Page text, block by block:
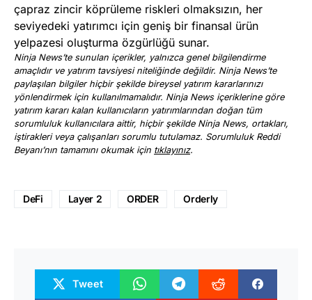
çapraz zincir köprüleme riskleri olmaksızın, her
seviyedeki yatırımcı için geniş bir finansal ürün
yelpazesi oluşturma özgürlüğü sunar.
Ninja News’te sunulan içerikler, yalnızca genel bilgilendirme
amaçlıdır ve yatırım tavsiyesi niteliğinde değildir. Ninja News’te
paylaşılan bilgiler hiçbir şekilde bireysel yatırım kararlarınızı
yönlendirmek için kullanılmamalıdır. Ninja News içeriklerine göre
yatırım kararı kalan kullanıcıların yatırımlarından doğan tüm
sorumluluk kullanıcılara aittir, hiçbir şekilde Ninja News, ortakları,
iştirakleri veya çalışanları sorumlu tutulamaz. Sorumluluk Reddi
Beyanı’nın tamamını okumak için tıklayınız.
DeFi Layer 2 ORDER Orderly
Tweet